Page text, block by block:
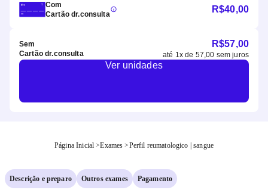
Com
Cartão dr.consulta
R$40,00
Sem
Cartão dr.consulta
R$57,00
até 1x de 57,00 sem juros
Ver unidades
Página Inicial >Exames >Perfil reumatologico | sangue
Descrição e preparo Outros exames Pagamento